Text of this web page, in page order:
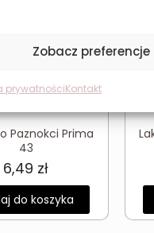
Zobacz preferencje
prywatnościKontakt
Paznokci Prima
43
6,49 zł
do koszyka